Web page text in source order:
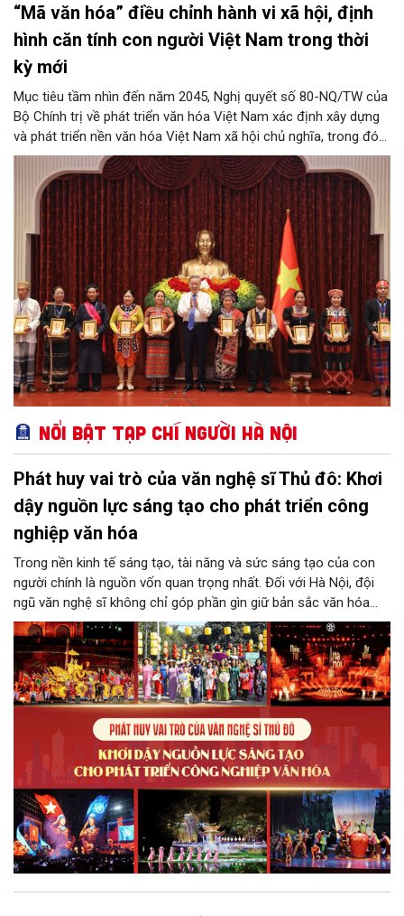
“Mã văn hóa” điều chỉnh hành vi xã hội, định
hình căn tính con người Việt Nam trong thời
kỳ mới
Mục tiêu tầm nhìn đến năm 2045, Nghị quyết số 80-NQ/TW của
Bộ Chính trị về phát triển văn hóa Việt Nam xác định xây dựng
và phát triển nền văn hóa Việt Nam xã hội chủ nghĩa, trong đó
con người là trung tâm, chủ thể, mục tiêu, động lực của phát
triển; các giá trị văn hóa giữ vai trò nền tảng, chuẩn mực và
được thẩm thấu trong mọi lĩnh vực của đời sống xã hội...
Nổi bật Tạp chí Người Hà Nội
Phát huy vai trò của văn nghệ sĩ Thủ đô: Khơi
dậy nguồn lực sáng tạo cho phát triển công
nghiệp văn hóa
Trong nền kinh tế sáng tạo, tài năng và sức sáng tạo của con
người chính là nguồn vốn quan trọng nhất. Đối với Hà Nội, đội
ngũ văn nghệ sĩ không chỉ góp phần gìn giữ bản sắc văn hóa
mà còn giữ vai trò trung tâm trong quá trình hình thành các sản
phẩm công nghiệp văn hóa có giá trị. Khơi dậy, phát huy và tạo
điều kiện để nguồn lực sáng tạo ấy phát triển sẽ là “chìa khóa”
để Hà Nội khai thác hiệu quả tiềm năng văn hóa, nâng cao năng
lực cạnh tranh và khẳng định vị thế của một trung tâm sáng tạo
trong kỷ nguyên mới.